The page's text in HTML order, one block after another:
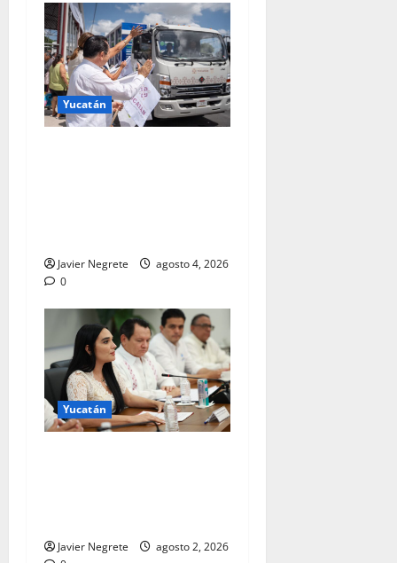
Yucatán
Javier Negrete
agosto 4, 2026
0
Yucatán
Javier Negrete
agosto 2, 2026